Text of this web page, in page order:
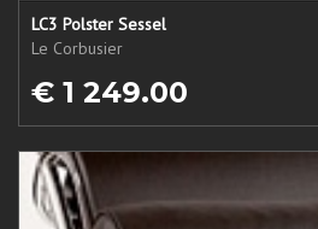
LC3 Polster Sessel
Le Corbusier
€ 1 249.00